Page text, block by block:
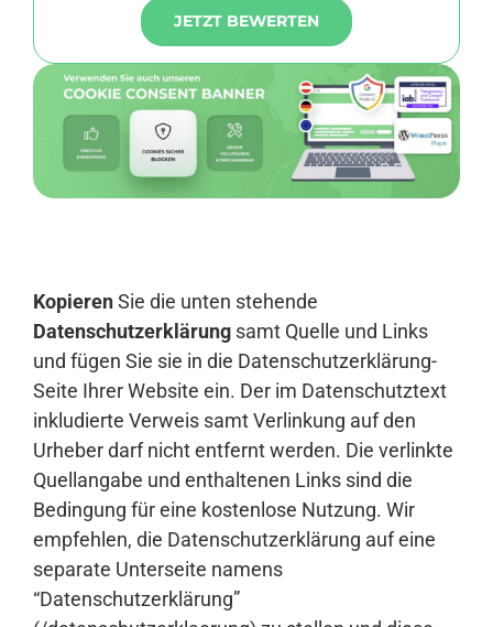
Agentur
Anmelden
JETZT BEWERTEN
KopierenSie die unten stehende
Datenschutzerklärung samt Quelle und Links
und fügen Sie sie in die Datenschutzerklärung-
Seite Ihrer Website ein. Der im Datenschutztext
inkludierte Verweis samt Verlinkung auf den
Urheber darf nicht entfernt werden. Die verlinkte
Quellangabe und enthaltenen Links sind die
Bedingung für eine kostenlose Nutzung. Wir
empfehlen, die Datenschutzerklärung auf eine
separate Unterseite namens
“Datenschutzerklärung”